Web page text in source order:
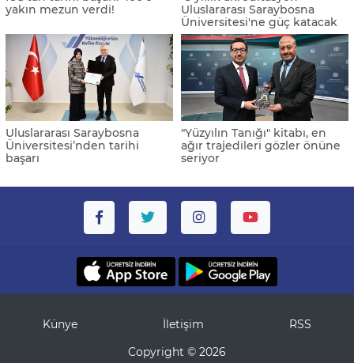
yakın mezun verdi!
Uluslararası Saraybosna
Üniversitesi'ne güç katacak
Uluslararası Saraybosna
Üniversitesi’nden tarihi
başarı
"Yüzyılın Tanığı" kitabı, en
ağır trajedileri gözler önüne
seriyor
Künye İletişim
RSS
Copyright © 2026